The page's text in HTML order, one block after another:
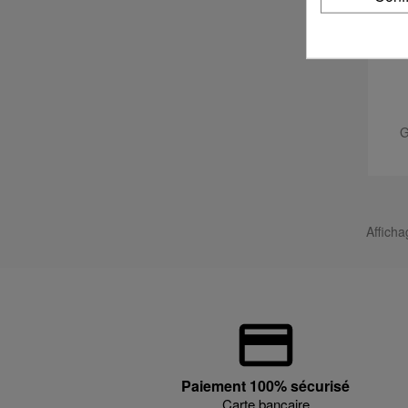
Paiement 100% sécurisé
Carte bancaire